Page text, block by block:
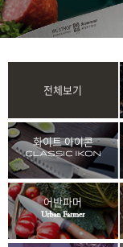
전체보기
화이트 아이콘
어반파머